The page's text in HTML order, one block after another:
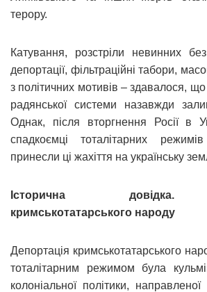
терору.
Катування, розстріли невинних
депортації, фільтраційні табори,
з політичних мотивів – здавалося,
радянської системи назавжди
Однак, після вторгнення Росії в
спадкоємці тоталітарних
принесли ці жахіття на українську
Історична довідка.
кримськотатарського народу
Депортація кримськотатарського
тоталітарним режимом була
колоніальної політики,